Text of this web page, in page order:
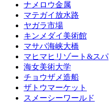
ナメロウ金属
マテガイ放水路
ヤガラ市場
キンメダイ美術館
マサバ海峡大橋
マヒマヒリゾート&スパ
海女美術大学
チョウザメ造船
ザトウマーケット
スメーシーワールド